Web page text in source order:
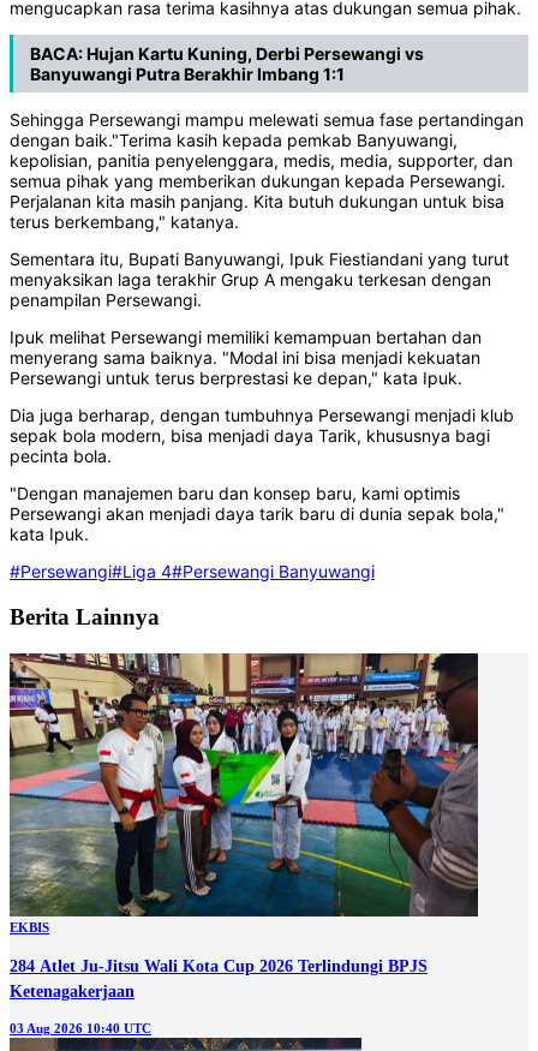
mengucapkan rasa terima kasihnya atas dukungan semua pihak.
BACA:Hujan Kartu Kuning, Derbi Persewangi vs
Banyuwangi Putra Berakhir Imbang 1:1
Sehingga Persewangi mampu melewati semua fase pertandingan
dengan baik."Terima kasih kepada pemkab Banyuwangi,
kepolisian, panitia penyelenggara, medis, media, supporter, dan
semua pihak yang memberikan dukungan kepada Persewangi.
Perjalanan kita masih panjang. Kita butuh dukungan untuk bisa
terus berkembang," katanya.
Sementara itu, Bupati Banyuwangi, Ipuk Fiestiandani yang turut
menyaksikan laga terakhir Grup A mengaku terkesan dengan
penampilan Persewangi.
Ipuk melihat Persewangi memiliki kemampuan bertahan dan
menyerang sama baiknya. "Modal ini bisa menjadi kekuatan
Persewangi untuk terus berprestasi ke depan," kata Ipuk.
Dia juga berharap, dengan tumbuhnya Persewangi menjadi klub
sepak bola modern, bisa menjadi daya Tarik, khususnya bagi
pecinta bola.
"Dengan manajemen baru dan konsep baru, kami optimis
Persewangi akan menjadi daya tarik baru di dunia sepak bola,"
kata Ipuk.
#Persewangi#Liga 4#Persewangi Banyuwangi
Berita Lainnya
EKBIS
284 Atlet Ju-Jitsu Wali Kota Cup 2026 Terlindungi BPJS
Ketenagakerjaan
03 Aug 2026 10:40 UTC